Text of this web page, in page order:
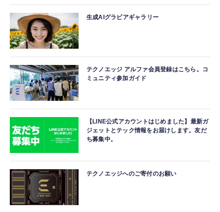
生成AIグラビアギャラリー
テクノエッジ アルファ会員登録はこちら。コ
ミュニティ参加ガイド
【LINE公式アカウントはじめました】最新ガ
ジェットとテック情報をお届けします。友だ
ち募集中。
テクノエッジへのご寄付のお願い